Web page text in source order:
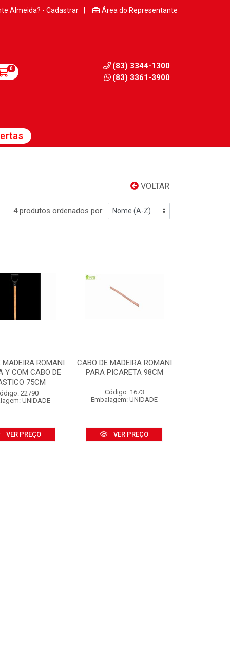
Almeida? - Cadastrar | Área do Representante
0
(83) 3344-1300
(83) 3361-3900
VOLTAR
4 produtos ordenados por:
MADEIRA ROMANI
Y COM CABO DE
75CM
22790
UNIDADE
VER PREÇO
CABO DE MADEIRA ROMANI
PARA PICARETA 98CM
Código: 1673
Embalagem: UNIDADE
VER PREÇO